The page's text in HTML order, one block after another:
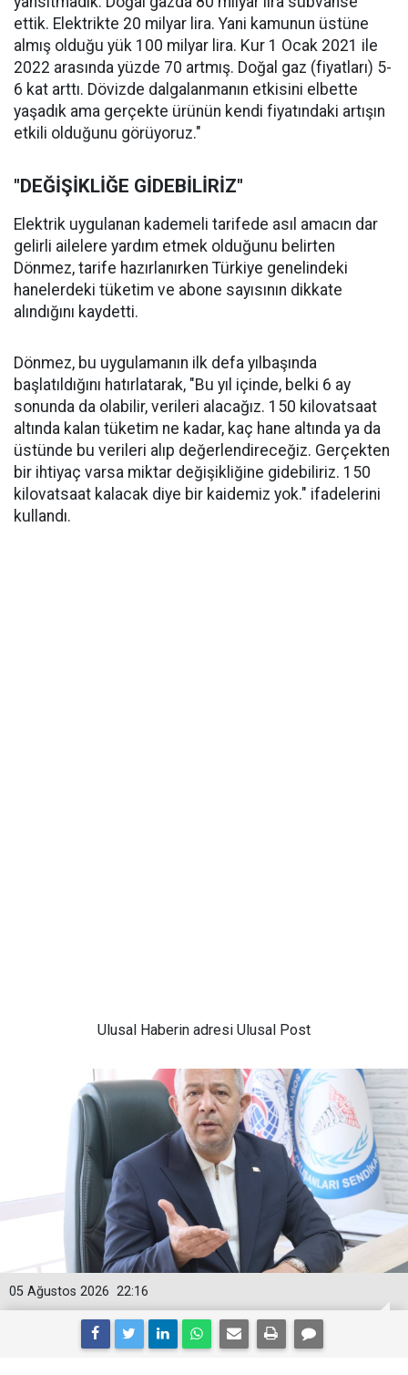
ettik. Elektrikte 20 milyar lira. Yani kamunun üstüne
almış olduğu yük 100 milyar lira. Kur 1 Ocak 2021 ile
2022 arasında yüzde 70 artmış. Doğal gaz (fiyatları) 5-
6 kat arttı. Dövizde dalgalanmanın etkisini elbette
yaşadık ama gerçekte ürünün kendi fiyatındaki artışın
etkili olduğunu görüyoruz."
"DEĞİŞİKLİĞE GİDEBİLİRİZ"
Elektrik uygulanan kademeli tarifede asıl amacın dar
gelirli ailelere yardım etmek olduğunu belirten
Dönmez, tarife hazırlanırken Türkiye genelindeki
hanelerdeki tüketim ve abone sayısının dikkate
alındığını kaydetti.
Dönmez, bu uygulamanın ilk defa yılbaşında
başlatıldığını hatırlatarak, "Bu yıl içinde, belki 6 ay
sonunda da olabilir, verileri alacağız. 150 kilovatsaat
altında kalan tüketim ne kadar, kaç hane altında ya da
üstünde bu verileri alıp değerlendireceğiz. Gerçekten
bir ihtiyaç varsa miktar değişikliğine gidebiliriz. 150
kilovatsaat kalacak diye bir kaidemiz yok." ifadelerini
kullandı.
Ulusal Haberin adresi Ulusal Post
22:16
05 Ağustos 2026